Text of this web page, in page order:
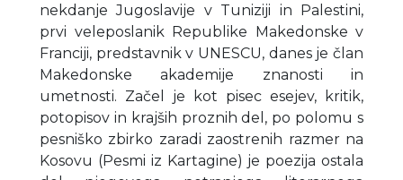
nekdanje Jugoslavije v Tuniziji in Palestini,
prvi veleposlanik Republike Makedonske v
Franciji, predstavnik v UNESCU, danes je član
Makedonske akademije znanosti in
umetnosti. Začel je kot pisec esejev, kritik,
potopisov in krajših proznih del, po polomu s
pesniško zbirko zaradi zaostrenih razmer na
Kosovu (Pesmi iz Kartagine) je poezija ostala